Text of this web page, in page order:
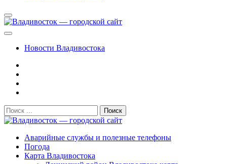
Новости Владивостока
Поиск:
Владивосток — городской сайт
Аварийные службы и полезные телефоны
Погода
Карта Владивостока